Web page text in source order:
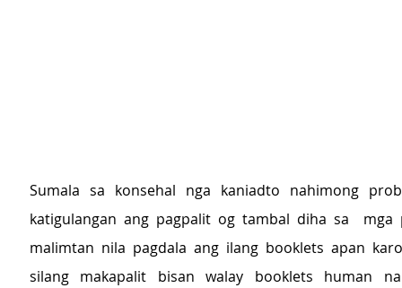
Sumala sa konsehal nga kaniadto nahimong
katigulangan ang pagpalit og tambal diha sa  mga
malimtan nila pagdala ang ilang booklets apan
silang makapalit bisan walay booklets human